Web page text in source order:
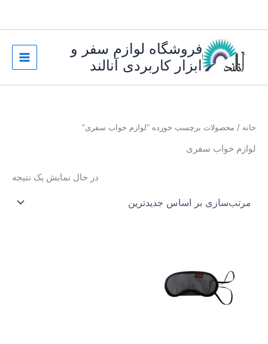
فروشگاه لوازم سفر و
ابزار کاربردی آنالند
خانه / محصولات برچسب خورده “لوازم خواب سفری”
لوازم خواب سفری
در حال نمایش یک نتیجه